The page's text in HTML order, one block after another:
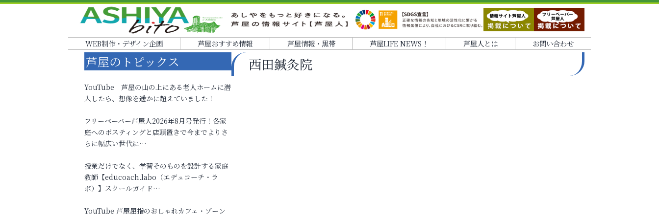
WEB制作・デザイン企画 芦屋おすすめ情報 芦屋情報・黒帯 芦屋LIFE NEWS！ 芦屋人とは お問い合わせ
西田鍼灸院
芦屋のトピックス
YouTube 芦屋の山の上にある老人ホームに潜
入したら、想像を遥かに超えていました！
フリーペーパー芦屋人2026年8月号発行！各家
庭へのポスティングと店頭置きで今までよりさ
らに幅広い世代に…
授業だけでなく、学習そのものを設計する家庭
教師【educoach.labo（エデュコーチ・ラ
ボ）】スクールガイド…
YouTube 芦屋屈指のおしゃれカフェ・ゾーン